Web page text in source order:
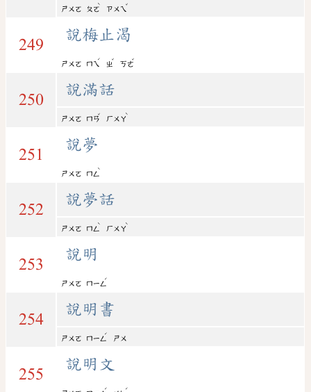
ㄕㄨㄛ ㄆㄛ
ˋ
ㄗㄨㄟ
ˇ
249
說梅止渴
ㄕㄨㄛ ㄇㄟ
ˊ
ㄓ
ˇ
ㄎㄜ
ˇ
250
說滿話
ㄕㄨㄛ ㄇㄢ
ˇ
ㄏㄨㄚ
ˋ
251
說夢
ㄕㄨㄛ ㄇㄥ
ˋ
252
說夢話
ㄕㄨㄛ ㄇㄥ
ˋ
ㄏㄨㄚ
ˋ
253
說明
ㄕㄨㄛ ㄇㄧㄥ
ˊ
254
說明書
ㄕㄨㄛ ㄇㄧㄥ
ˊ
ㄕㄨ
255
說明文
ˊ ˊ